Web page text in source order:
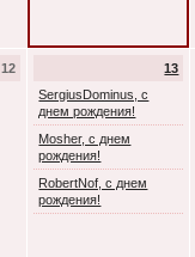
12
13
SergiusDominus, с
днем рождения!
Mosher, с днем
рождения!
RobertNof, с днем
рождения!